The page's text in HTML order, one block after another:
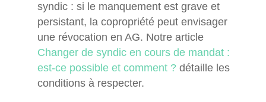
syndic : si le manquement est grave et
persistant, la copropriété peut envisager
une révocation en AG. Notre article
Changer de syndic en cours de mandat :
est-ce possible et comment ?détaille les
conditions à respecter.